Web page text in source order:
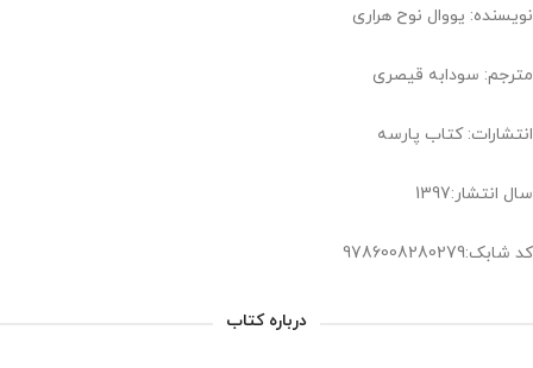
نویسنده: یووال نوح هراری
مترجم: سودابه قیصری
انتشارات: کتاب پارسه
سال انتشار:1397
کد شابک:9786008280279
درباره کتاب